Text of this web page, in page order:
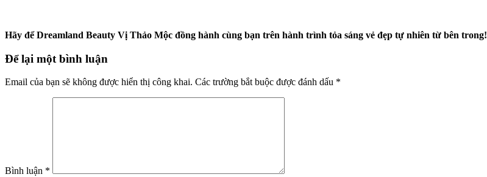
Hãy để Dreamland Beauty Vị Thảo Mộc đồng hành cùng bạn trên hành trình tỏa sáng vẻ đẹp tự nhiên từ bên trong!
Để lại một bình luận
Email của bạn sẽ không được hiển thị công khai. Các trường bắt buộc được đánh dấu *
Bình luận *